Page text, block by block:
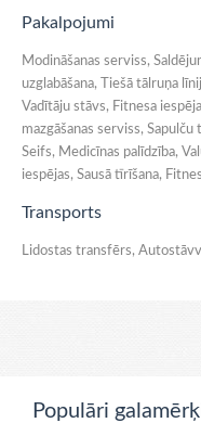
Pakalpojumi
Modināšanas serviss,
uzglabāšana, Tiešā tālruņa
Vadītāju stāvs, Fitnesa
mazgāšanas serviss,
Seifs, Medicīnas palīdzība,
iespējas, Sausā tīrīšana,
Transports
Lidostas transfērs,
Populāri